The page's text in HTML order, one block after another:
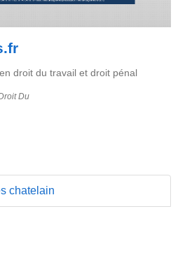
droit du travail et droit pénal
Du
chatelain